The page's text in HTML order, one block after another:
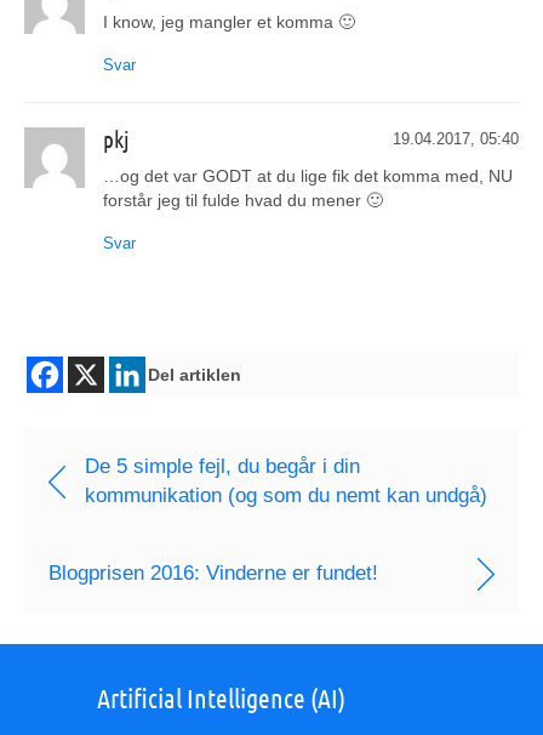
I know, jeg mangler et komma 🙂
Svar
pkj 19.04.2017, 05:40
…og det var GODT at du lige fik det komma med, NU
forstår jeg til fulde hvad du mener 🙂
Svar
Del artiklen
De 5 simple fejl, du begår i din
kommunikation (og som du nemt kan undgå)
Blogprisen 2016: Vinderne er fundet!
Artificial Intelligence (AI)